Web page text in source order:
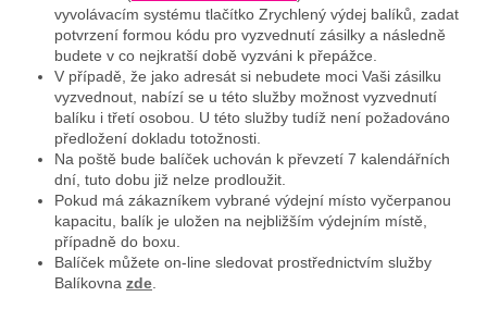
vyvolávacím systému tlačítko Zrychlený výdej balíků, zadat
potvrzení formou kódu pro vyzvednutí zásilky a následně
budete v co nejkratší době vyzváni k přepážce.
V případě, že jako adresát si nebudete moci Vaši zásilku
vyzvednout, nabízí se u této služby možnost vyzvednutí
balíku i třetí osobou. U této služby tudíž není požadováno
předložení dokladu totožnosti.
Na poště bude balíček uchován k převzetí 7 kalendářních
dní, tuto dobu již nelze prodloužit.
Pokud má zákazníkem vybrané výdejní místo vyčerpanou
kapacitu, balík je uložen na nejbližším výdejním místě,
případně do boxu.
Balíček můžete on-line sledovat prostřednictvím služby
Balíkovna zde